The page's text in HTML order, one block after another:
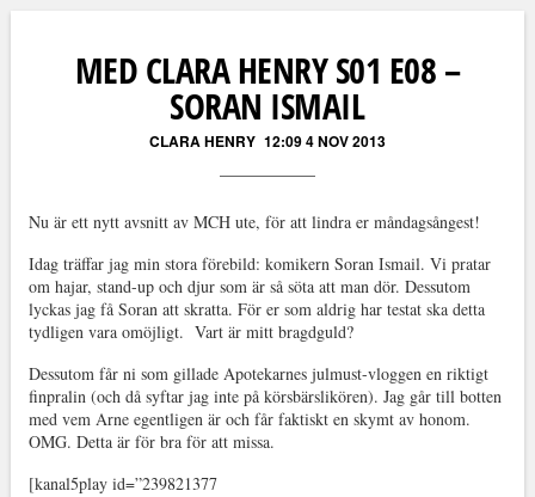
MED CLARA HENRY S01 E08 –
SORAN ISMAIL
CLARA HENRY 12:09 4 NOV 2013
Nu är ett nytt avsnitt av MCH ute, för att lindra er måndagsångest!
Idag träffar jag min stora förebild: komikern Soran Ismail. Vi pratar
om hajar, stand-up och djur som är så söta att man dör. Dessutom
lyckas jag få Soran att skratta. För er som aldrig har testat ska detta
tydligen vara omöjligt. Vart är mitt bragdguld?
Dessutom får ni som gillade Apotekarnes julmust-vloggen en riktigt
finpralin (och då syftar jag inte på körsbärslikören). Jag går till botten
med vem Arne egentligen är och får faktiskt en skymt av honom.
OMG. Detta är för bra för att missa.
[kanal5play id=”239821377